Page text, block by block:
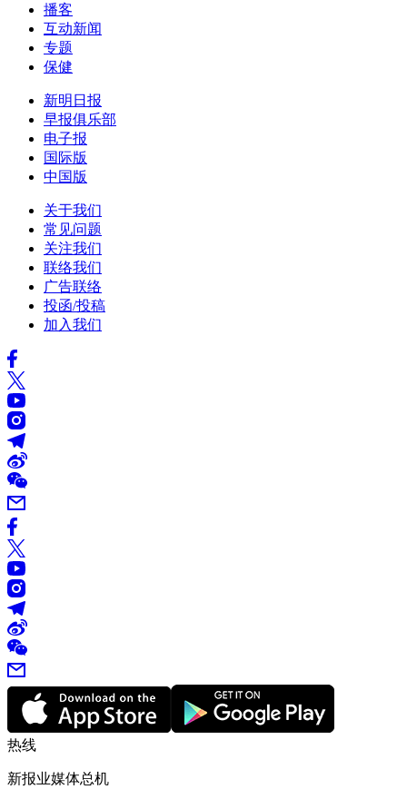
播客
互动新闻
专题
保健
新明日报
早报俱乐部
电子报
国际版
中国版
关于我们
常见问题
关注我们
联络我们
广告联络
投函/投稿
加入我们
热线
新报业媒体总机